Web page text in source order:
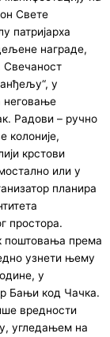
Свете
патријарха
награде,
Свечаност
у
неговање
Радови – ручно
колоније,
крстови
или у
планира
простора.
поштовања према
узнети њему
у
Бањи код Чачка.
вредности
угледањем на